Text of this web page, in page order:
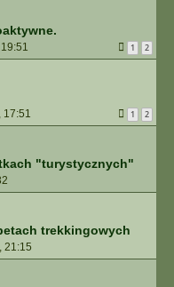
1 2
17:51 1 2
"turystycznych"
trekkingowych
21:15